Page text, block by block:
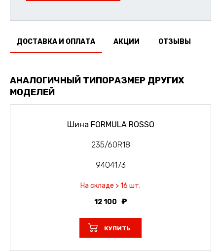
ДОСТАВКА И ОПЛАТА АКЦИИ ОТЗЫВЫ
АНАЛОГИЧНЫЙ ТИПОРАЗМЕР ДРУГИХ
МОДЕЛЕЙ
Шина FORMULA ROSSO
235/60R18
9404173
На складе > 16 шт.
12 100
КУПИТЬ